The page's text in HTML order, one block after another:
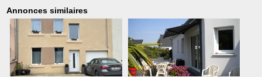
Annonces similaires